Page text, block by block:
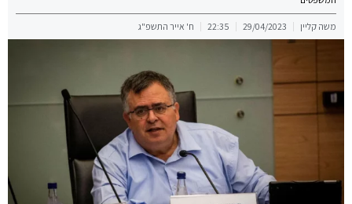
משה קליין 29/04/2023
22:35 ח' אייר התשפ"ג